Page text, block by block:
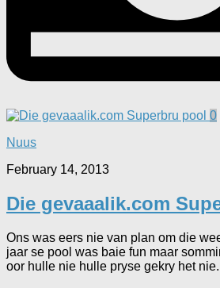
0
Nuus
February 14, 2013
Die gevaaalik.com
Ons was eers nie van plan om die
jaar se pool was baie fun maar
oor hulle nie hulle pryse gekry het